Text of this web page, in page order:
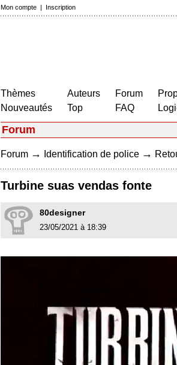
Mon compte | Inscription
Thèmes
Nouveautés
Auteurs
Top
Forum
FAQ
Forum
Forum → Identification de police →
Turbine suas vendas fonte
80designer
23/05/2021 à 18:39